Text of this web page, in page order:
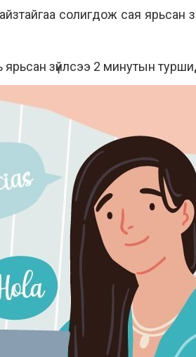
солигдож сая ярьсан
зүйлсээ 2 минутын